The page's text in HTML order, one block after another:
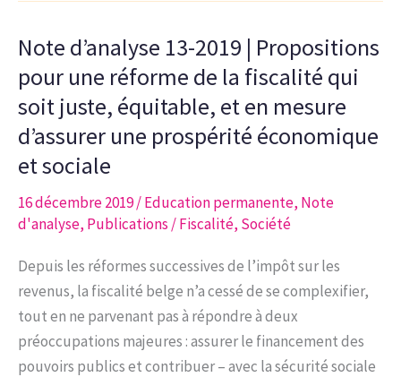
|
Le
régime
des
titres-
services
en
Région
Note d’analyse 13-2019 | Propositions
pour une réforme de la fiscalité qui
soit juste, équitable, et en mesure
d’assurer une prospérité économique
et sociale
16 décembre 2019/Education permanente, Note
d'analyse, Publications/Fiscalité, Société
Depuis les réformes successives de l’impôt sur les
revenus, la fiscalité belge n’a cessé de se complexifier,
tout en ne parvenant pas à répondre à deux
préoccupations majeures : assurer le financement des
pouvoirs publics et contribuer – avec la sécurité sociale